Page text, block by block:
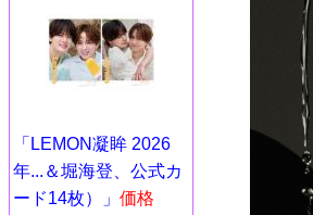
「LEMON凝眸 2026
年...＆堀海登、公式カ
ード14枚）」 価格